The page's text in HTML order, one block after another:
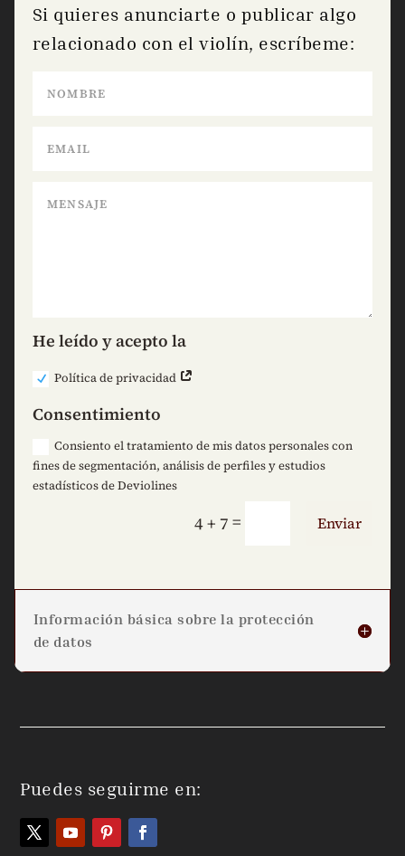
Si quieres anunciarte o publicar algo
relacionado con el violín, escríbeme:
He leído y acepto la
Política de privacidad
Consentimiento
Consiento el tratamiento de mis datos personales con
fines de segmentación, análisis de perfiles y estudios
estadísticos de Deviolines
4 + 7 = Enviar
Información básica sobre la protección
de datos
Puedes seguirme en: